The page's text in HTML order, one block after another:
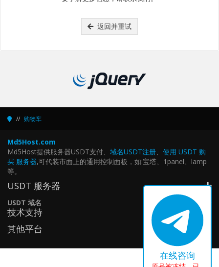
返回并重试
购物车
Md5Host.com
Md5Host提供服务器USDT支付、 域名USDT注册、 使用 USDT 购
买 服务器,可代装市面上的通用控制面板，如:宝塔、1panel、lamp
等。
USDT 服务器
USDT 域名
技术支持
其他平台
在线咨询